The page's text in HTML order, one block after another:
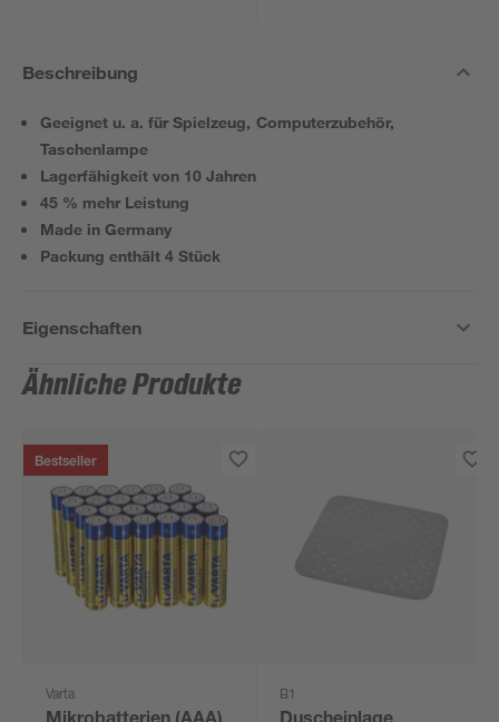
Beschreibung
Geeignet u. a. für Spielzeug, Computerzubehör,
Taschenlampe
Lagerfähigkeit von 10 Jahren
45 % mehr Leistung
Made in Germany
Packung enthält 4 Stück
Eigenschaften
Ähnliche Produkte
Bestseller
Varta B1